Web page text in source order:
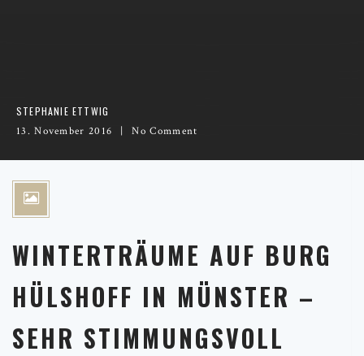
STEPHANIE ETTWIG
13. November 2016
No Comment
WINTERTRÄUME AUF BURG
HÜLSHOFF IN MÜNSTER –
SEHR STIMMUNGSVOLL